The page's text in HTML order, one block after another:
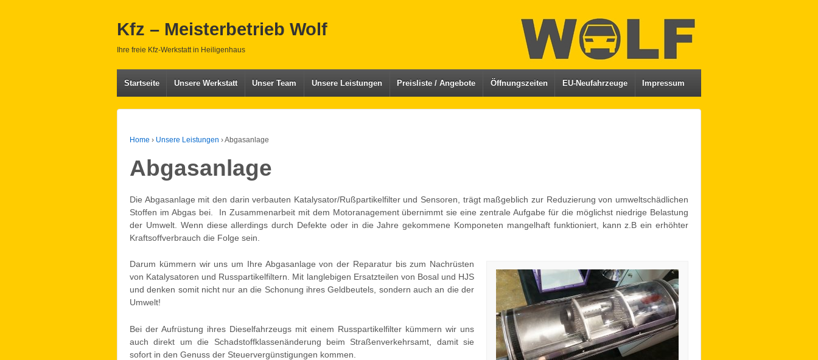
Kfz – Meisterbetrieb Wolf
Ihre freie Kfz-Werkstatt in Heiligenhaus
Startseite Unsere Werkstatt Unser Team Unsere Leistungen Preisliste / Angebote Öffnungszeiten EU-Neufahrzeuge Impressum
Home › Unsere Leistungen ›Abgasanlage
Abgasanlage
Die Abgasanlage mit den darin verbauten Katalysator/Rußpartikelfilter und Sensoren, trägt maßgeblich zur Reduzierung von umweltschädlichen
Stoffen im Abgas bei. In Zusammenarbeit mit dem Motoranagement übernimmt sie eine zentrale Aufgabe für die möglichst niedrige Belastung
der Umwelt. Wenn diese allerdings durch Defekte oder in die Jahre gekommene Komponeten mangelhaft funktioniert, kann z.B ein erhöhter
Kraftsoffverbrauch die Folge sein.
Darum kümmern wir uns um Ihre Abgasanlage von der Reparatur bis zum Nachrüsten
von Katalysatoren und Russpartikelfiltern. Mit langlebigen Ersatzteilen von Bosal und HJS
und denken somit nicht nur an die Schonung ihres Geldbeutels, sondern auch an die der
Umwelt!
Bei der Aufrüstung ihres Dieselfahrzeugs mit einem Russpartikelfilter kümmern wir uns
auch direkt um die Schadstoffklassenänderung beim Straßenverkehrsamt, damit sie
sofort in den Genuss der Steuervergünstigungen kommen.